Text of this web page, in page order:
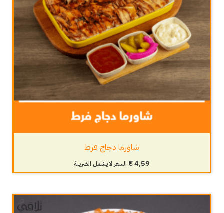
شاورما دجاج فرط
€4,59 السعر لا يشمل الضريبة